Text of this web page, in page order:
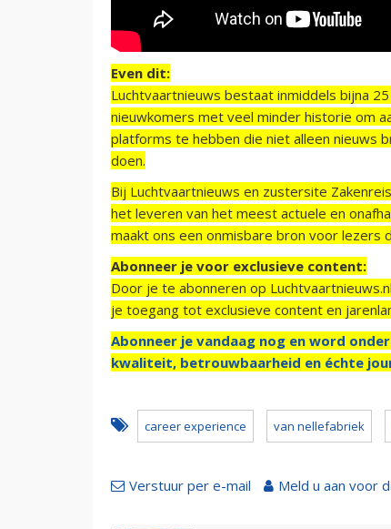
Even dit:
Luchtvaartnieuws bestaat inmiddels bijna
nieuwkomers met veel minder historie om
platforms te hebben die niet alleen nieuws
doen.
Bij Luchtvaartnieuws en zustersite
het leveren van het meest actuele en
maakt ons een onmisbare bron voor lezers
Abonneer je voor exclusieve content:
Door je te abonneren op
je toegang tot exclusieve content en
Abonneer je vandaag nog en word
kwaliteit, betrouwbaarheid en échte
career experience van nellefabriek
Verstuur per e-mail Meld u aan voor